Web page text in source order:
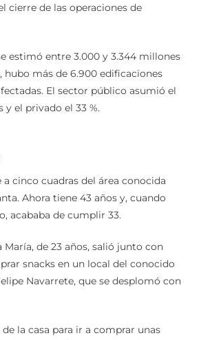
cierre de las operaciones de
estimó entre 3.000 y 3.344 millones
hubo más de 6.900 edificaciones
El sector público asumió el
y el privado el 33 %.
a cinco cuadras del área conocida
Ahora tiene 43 años y, cuando
acababa de cumplir 33.
María, de 23 años, salió junto con
snacks en un local del conocido
Navarrete, que se desplomó con
de la casa para ir a comprar unas